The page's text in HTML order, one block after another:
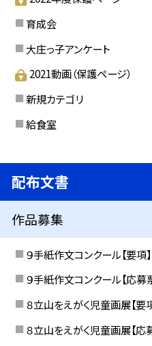
育成会
大庄っ子アンケート
2021動画（保護ページ）
新規カテゴリ
給食室
配布文書
作品募集
９手紙作文コンクール【要項】
９手紙作文コンクール【応募
８立山をえがく児童画展【要
８立山をえがく児童画展【応